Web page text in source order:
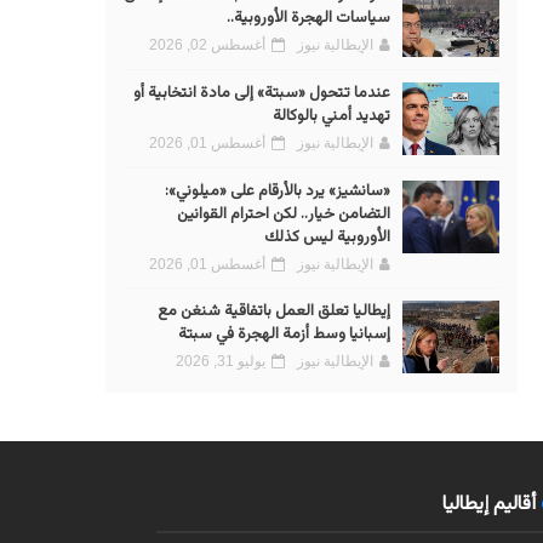
سياسات الهجرة الأوروبية..
الإيطالية نيوز أغسطس 02, 2026
عندما تتحول «سبتة» إلى مادة انتخابية أو
تهديد أمني بالوكالة
الإيطالية نيوز أغسطس 01, 2026
«سانشيز» يرد بالأرقام على «ميلوني»:
التضامن خيار.. لكن احترام القوانين
الأوروبية ليس كذلك
الإيطالية نيوز أغسطس 01, 2026
إيطاليا تعلق العمل باتفاقية شنغن مع
إسبانيا وسط أزمة الهجرة في سبتة
الإيطالية نيوز يوليو 31, 2026
أقاليم إيطاليا